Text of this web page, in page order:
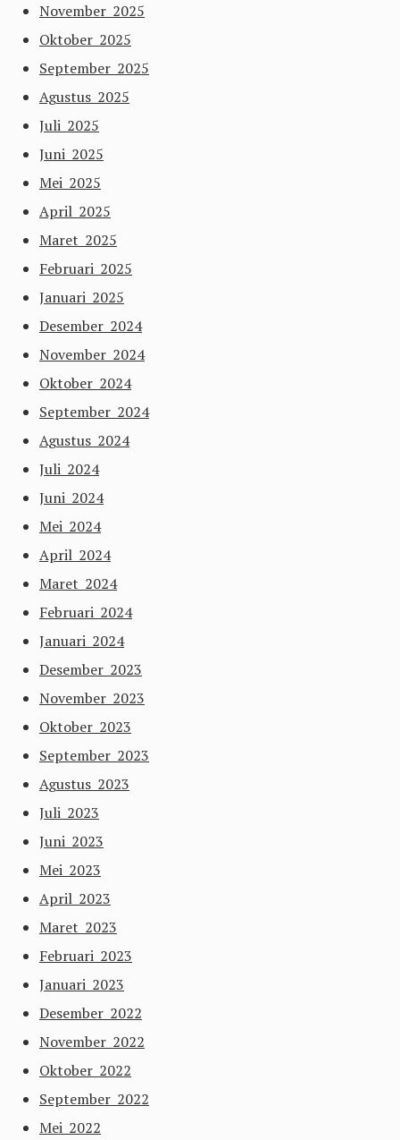
November 2025
Oktober 2025
September 2025
Agustus 2025
Juli 2025
Juni 2025
Mei 2025
April 2025
Maret 2025
Februari 2025
Januari 2025
Desember 2024
November 2024
Oktober 2024
September 2024
Agustus 2024
Juli 2024
Juni 2024
Mei 2024
April 2024
Maret 2024
Februari 2024
Januari 2024
Desember 2023
November 2023
Oktober 2023
September 2023
Agustus 2023
Juli 2023
Juni 2023
Mei 2023
April 2023
Maret 2023
Februari 2023
Januari 2023
Desember 2022
November 2022
Oktober 2022
September 2022
Mei 2022